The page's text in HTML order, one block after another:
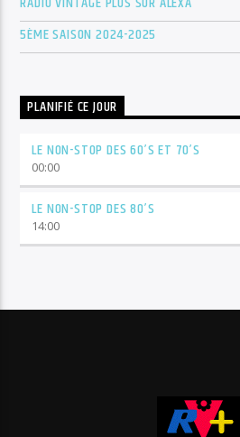
5ÈME SAISON 2024-2025
PLANIFIÉ CE JOUR
LE NON-STOP DES 60’S ET 70’S
00:00
LE NON-STOP DES 80’S
14:00